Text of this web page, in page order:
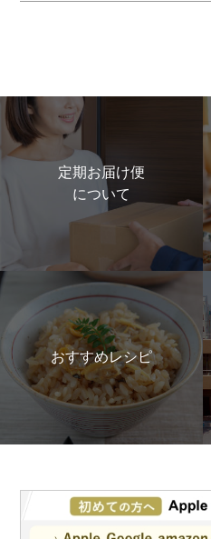
定期お届け便
について
おすすめレシピ